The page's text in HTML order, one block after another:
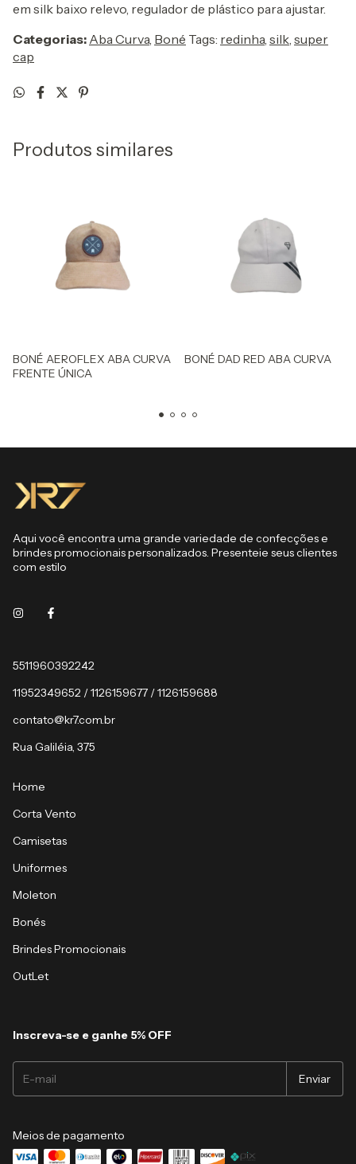
em silk baixo relevo, regulador de plástico para ajustar.
Categorias: Aba Curva, Boné Tags: redinha, silk, super
cap
Produtos similares
BONÉ AEROFLEX ABA CURVA
FRENTE ÚNICA
BONÉ DAD RED ABA CURVA
Aqui você encontra uma grande variedade de confecções e
brindes promocionais personalizados. Presenteie seus clientes
com estilo
5511960392242
11952349652 / 1126159677 / 1126159688
contato@kr7.com.br
Rua Galiléia, 375
Home
Corta Vento
Camisetas
Uniformes
Moleton
Bonés
Brindes Promocionais
OutLet
Inscreva-se e ganhe 5% OFF
Meios de pagamento